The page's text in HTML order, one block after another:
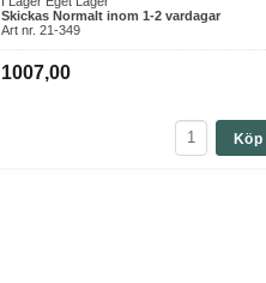
Skickas Normalt inom 1-2 vardagar
Art nr. 21-349
1007,00
Köp